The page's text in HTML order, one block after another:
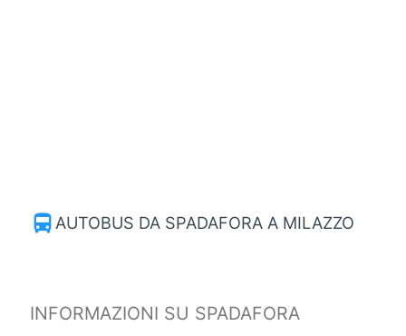
directions_bus AUTOBUS DA SPADAFORA A MILAZZO
INFORMAZIONI SU SPADAFORA